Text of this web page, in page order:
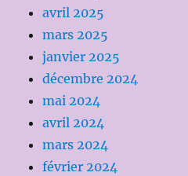
avril 2025
mars 2025
janvier 2025
décembre 2024
mai 2024
avril 2024
mars 2024
février 2024